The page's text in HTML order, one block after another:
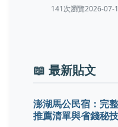
141次瀏覽2026-07-
📖 最新貼文
澎湖馬公民宿：完
推薦清單與省錢秘技